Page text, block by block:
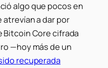
algo que pocos en
a dar por
Core cifrada
—hoy más de un
recuperada